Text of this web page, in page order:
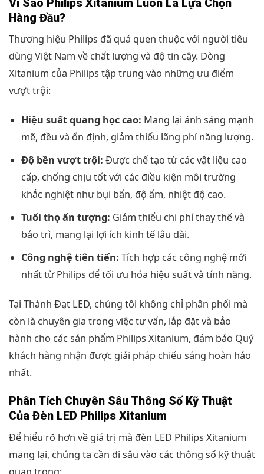
Vì Sao Philips Xitanium Luôn Là Lựa Chọn
Hàng Đầu?
Thương hiệu Philips đã quá quen thuộc với người tiêu
dùng Việt Nam về chất lượng và độ tin cậy. Dòng
Xitanium của Philips tập trung vào những ưu điểm
vượt trội:
Hiệu suất quang học cao: Mang lại ánh sáng mạnh
mẽ, đều và ổn định, giảm thiểu lãng phí năng lượng.
Độ bền vượt trội: Được chế tạo từ các vật liệu cao
cấp, chống chịu tốt với các điều kiện môi trường
khắc nghiệt như bụi bẩn, độ ẩm, nhiệt độ cao.
Tuổi thọ ấn tượng: Giảm thiểu chi phí thay thế và
bảo trì, mang lại lợi ích kinh tế lâu dài.
Công nghệ tiên tiến: Tích hợp các công nghệ mới
nhất từ Philips để tối ưu hóa hiệu suất và tính năng.
Tại Thành Đạt LED, chúng tôi không chỉ phân phối mà
còn là chuyên gia trong việc tư vấn, lắp đặt và bảo
hành cho các sản phẩm Philips Xitanium, đảm bảo Quý
khách hàng nhận được giải pháp chiếu sáng hoàn hảo
nhất.
Phân Tích Chuyên Sâu Thông Số Kỹ Thuật
Của Đèn LED Philips Xitanium
Để hiểu rõ hơn về giá trị mà đèn LED Philips Xitanium
mang lại, chúng ta cần đi sâu vào các thông số kỹ thuật